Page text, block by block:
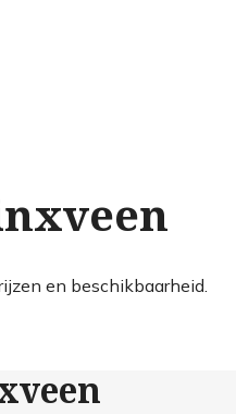
en beschikbaarheid.